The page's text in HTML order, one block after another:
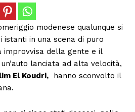
modenese qualunque si
in una scena di puro
improvvisa della gente e il
lanciata ad alta velocità,
El Koudri, hanno sconvolto il